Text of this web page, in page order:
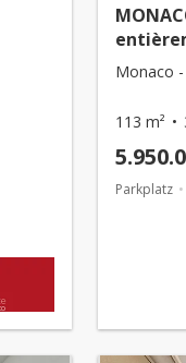
Monaco
113 m²
Parkplatz